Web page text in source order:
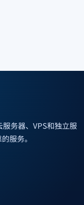
务器、VPS和独立服
服务。